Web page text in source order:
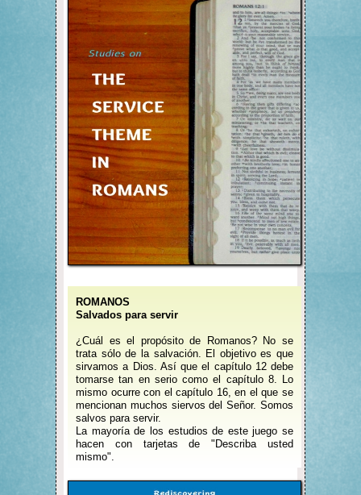
ROMANOS
Salvados para servir
¿Cuál es el propósito de Romanos? No se
trata sólo de la salvación. El objetivo es que
sirvamos a Dios. Así que el capítulo 12 debe
tomarse tan en serio como el capítulo 8. Lo
mismo ocurre con el capítulo 16, en el que se
mencionan muchos siervos del Señor. Somos
salvos para servir.
La mayoría de los estudios de este juego se
hacen con tarjetas de "Describa usted
mismo".